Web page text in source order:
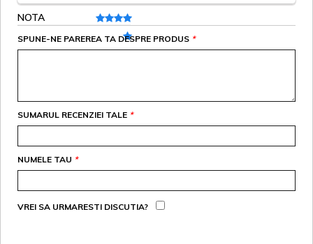
NOTA
*
SPUNE-NE PAREREA TA DESPRE PRODUS
*
SUMARUL RECENZIEI TALE
*
NUMELE TAU
VREI SA URMARESTI DISCUTIA?